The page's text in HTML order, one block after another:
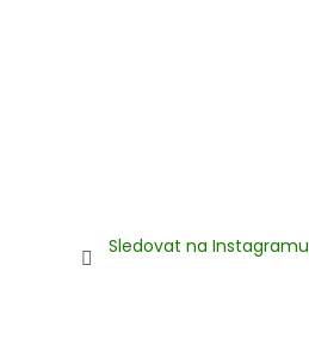
Sledovat na Instagramu